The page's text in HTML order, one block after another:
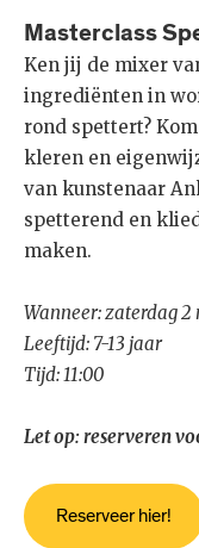
Masterclass
Ken jij de mixer
ingrediënten in
rond spettert?
kleren en
van kunstenaar
spetterend en
maken.
Wanneer: zaterdag 2
Leeftijd: 7-13 jaar
Tijd: 11:00
Let op: reserveren